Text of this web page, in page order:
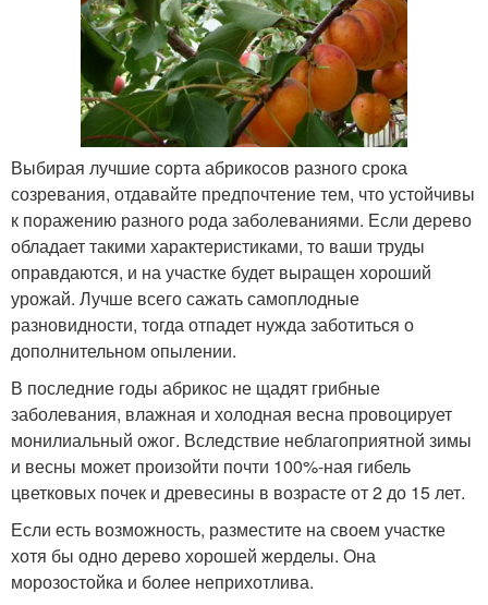
Выбирая лучшие сорта абрикосов разного срока
созревания, отдавайте предпочтение тем, что устойчивы
к поражению разного рода заболеваниями. Если дерево
обладает такими характеристиками, то ваши труды
оправдаются, и на участке будет выращен хороший
урожай. Лучше всего сажать самоплодные
разновидности, тогда отпадет нужда заботиться о
дополнительном опылении.
В последние годы абрикос не щадят грибные
заболевания, влажная и холодная весна провоцирует
монилиальный ожог. Вследствие неблагоприятной зимы
и весны может произойти почти 100%-ная гибель
цветковых почек и древесины в возрасте от 2 до 15 лет.
Если есть возможность, разместите на своем участке
хотя бы одно дерево хорошей жерделы. Она
морозостойка и более неприхотлива.